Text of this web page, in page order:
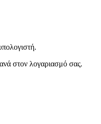
στον λογαριασμό σας.